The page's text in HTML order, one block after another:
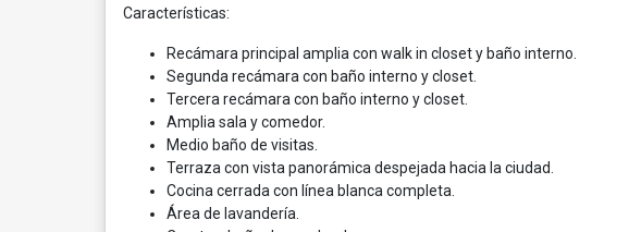
Características:
Recámara principal amplia con walk in closet y baño interno.
Segunda recámara con baño interno y closet.
Tercera recámara con baño interno y closet.
Amplia sala y comedor.
Medio baño de visitas.
Terraza con vista panorámica despejada hacia la ciudad.
Cocina cerrada con línea blanca completa.
Área de lavandería.